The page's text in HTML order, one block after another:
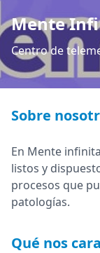
Mente
Centro de
Sobre
En Mente
listos y
procesos que
patologías.
Qué nos